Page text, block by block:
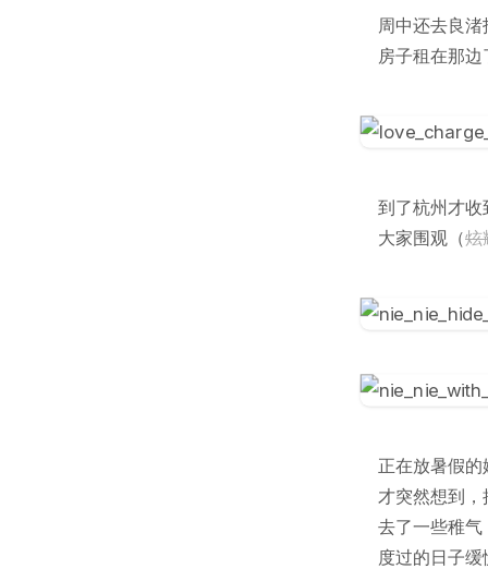
周中还去良
房子租在那边
到了杭州才
大家围观（炫
正在放暑假
才突然想到
去了一些稚
度过的日子缓